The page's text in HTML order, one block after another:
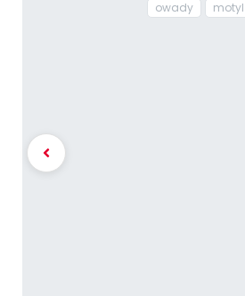
owady motyl